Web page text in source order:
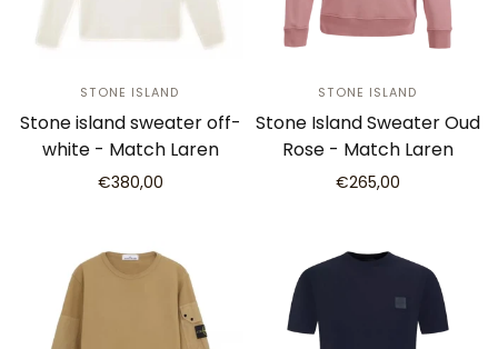
STONE ISLAND
Stone island sweater off-
white - Match Laren
€380,00
STONE ISLAND
Stone Island Sweater Oud
Rose - Match Laren
€265,00